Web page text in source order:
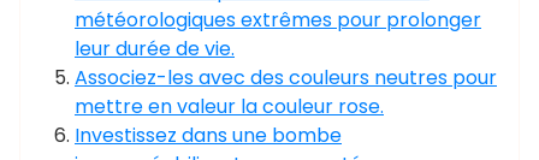
météorologiques extrêmes pour prolonger
leur durée de vie.
Associez-les avec des couleurs neutres pour
mettre en valeur la couleur rose.
Investissez dans une bombe